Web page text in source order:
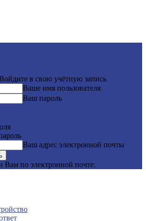
в свою учётную запись
Ваше имя пользователя
Ваш пароль
Ваш адрес электронной почты
Вам по электронной почте.